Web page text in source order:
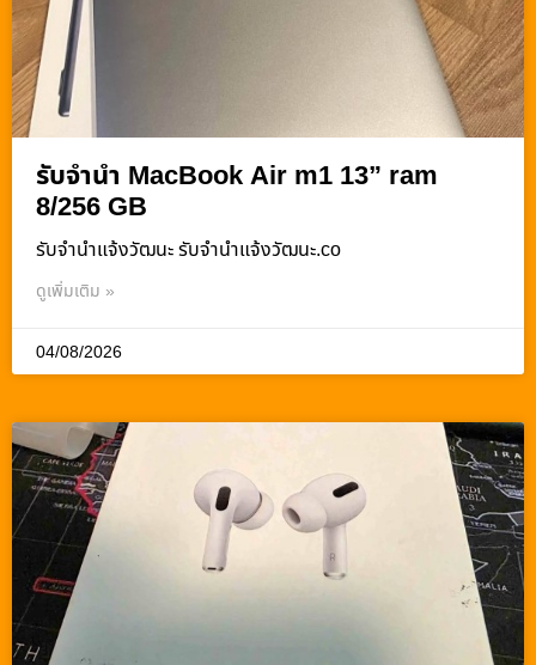
รับจำนำ MacBook Air m1 13” ram
8/256 GB
รับจํานําแจ้งวัฒนะ รับจํานําแจ้งวัฒนะ.co
ดูเพิ่มเติม »
04/08/2026